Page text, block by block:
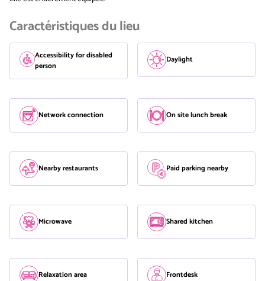
Caractéristiques du lieu
Accessibility for disabled
person
Daylight
Network connection On site lunch break
Nearby restaurants Paid parking nearby
Microwave Shared kitchen
Relaxation area Frontdesk